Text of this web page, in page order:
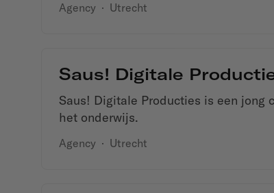
Agency · Utrecht
Saus! Digitale
Saus! Digitale Producties is een jong
het onderwijs.
Agency · Utrecht